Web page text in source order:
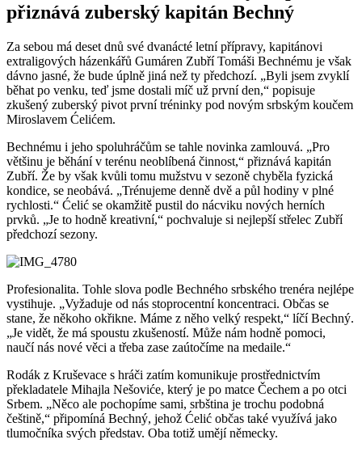
přiznává zuberský kapitán Bechný
Za sebou má deset dnů své dvanácté letní přípravy, kapitánovi
extraligových házenkářů Gumáren Zubří Tomáši Bechnému je však
dávno jasné, že bude úplně jiná než ty předchozí. „Byli jsem zvyklí
běhat po venku, teď jsme dostali míč už první den,“ popisuje
zkušený zuberský pivot první tréninky pod novým srbským koučem
Miroslavem Ćelićem.
Bechnému i jeho spoluhráčům se tahle novinka zamlouvá. „Pro
většinu je běhání v terénu neoblíbená činnost,“ přiznává kapitán
Zubří. Že by však kvůli tomu mužstvu v sezoně chyběla fyzická
kondice, se neobává. „Trénujeme denně dvě a půl hodiny v plné
rychlosti.“ Ćelić se okamžitě pustil do nácviku nových herních
prvků. „Je to hodně kreativní,“ pochvaluje si nejlepší střelec Zubří
předchozí sezony.
Profesionalita. Tohle slova podle Bechného srbského trenéra nejlépe
vystihuje. „Vyžaduje od nás stoprocentní koncentraci. Občas se
stane, že někoho okřikne. Máme z něho velký respekt,“ líčí Bechný.
„Je vidět, že má spoustu zkušeností. Může nám hodně pomoci,
naučí nás nové věci a třeba zase zaútočíme na medaile.“
Rodák z Kruševace s hráči zatím komunikuje prostřednictvím
překladatele Mihajla Nešoviće, který je po matce Čechem a po otci
Srbem. „Něco ale pochopíme sami, srbština je trochu podobná
češtině,“ připomíná Bechný, jehož Ćelić občas také využívá jako
tlumočníka svých představ. Oba totiž umějí německy.